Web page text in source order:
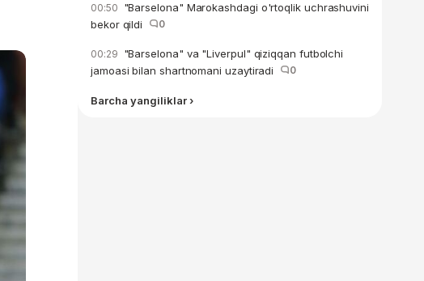
00:50 "Barselona" Marokashdagi o'rtoqlik uchrashuvini
bekor qildi
0
00:29 "Barselona" va "Liverpul" qiziqqan futbolchi
jamoasi bilan shartnomani uzaytiradi
0
Barcha yangiliklar ›